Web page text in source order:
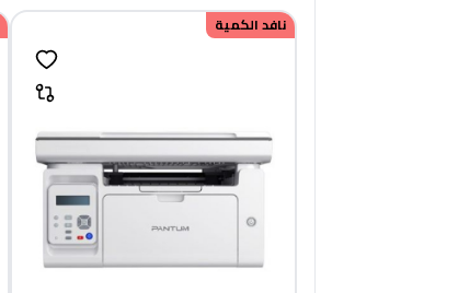
نافد الكمية